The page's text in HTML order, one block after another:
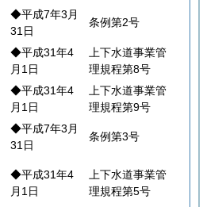
◆平成7年3月
31日
条例第2号
◆平成31年4
月1日
上下水道事業管
理規程第8号
◆平成31年4
月1日
上下水道事業管
理規程第9号
◆平成7年3月
31日
条例第3号
◆平成31年4
月1日
上下水道事業管
理規程第5号